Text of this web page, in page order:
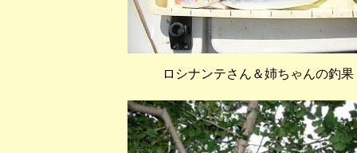
ロシナンテさん＆姉ちゃんの釣果